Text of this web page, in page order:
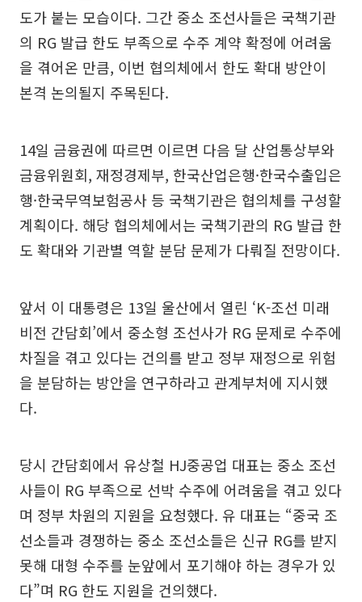
도가 붙는 모습이다. 그간 중소 조선사들은 국책기관
의 RG 발급 한도 부족으로 수주 계약 확정에 어려움
을 겪어온 만큼, 이번 협의체에서 한도 확대 방안이
본격 논의될지 주목된다.
14일 금융권에 따르면 이르면 다음 달 산업통상부와
금융위원회, 재정경제부, 한국산업은행·한국수출입은
행·한국무역보험공사 등 국책기관은 협의체를 구성할
계획이다. 해당 협의체에서는 국책기관의 RG 발급 한
도 확대와 기관별 역할 분담 문제가 다뤄질 전망이다.
앞서 이 대통령은 13일 울산에서 열린 ‘K-조선 미래
비전 간담회’에서 중소형 조선사가 RG 문제로 수주에
차질을 겪고 있다는 건의를 받고 정부 재정으로 위험
을 분담하는 방안을 연구하라고 관계부처에 지시했
다.
당시 간담회에서 유상철 HJ중공업 대표는 중소 조선
사들이 RG 부족으로 선박 수주에 어려움을 겪고 있다
며 정부 차원의 지원을 요청했다. 유 대표는 “중국 조
선소들과 경쟁하는 중소 조선소들은 신규 RG를 받지
못해 대형 수주를 눈앞에서 포기해야 하는 경우가 있
다”며 RG 한도 지원을 건의했다.